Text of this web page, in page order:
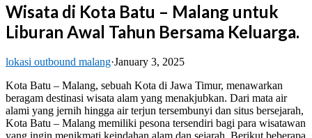
Wisata di Kota Batu – Malang untuk
Liburan Awal Tahun Bersama Keluarga.
lokasi outbound malang·January 3, 2025
Kota Batu – Malang, sebuah Kota di Jawa Timur, menawarkan
beragam destinasi wisata alam yang menakjubkan. Dari mata air
alami yang jernih hingga air terjun tersembunyi dan situs bersejarah,
Kota Batu – Malang memiliki pesona tersendiri bagi para wisatawan
yang ingin menikmati keindahan alam dan sejarah. Berikut beberapa